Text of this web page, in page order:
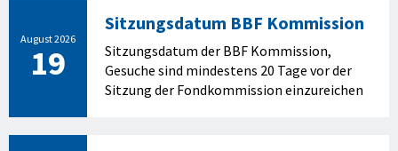
August 2026
19
Sitzungsdatum BBF Kommission
Sitzungsdatum der BBF Kommission,
Gesuche sind mindestens 20 Tage vor der
Sitzung der Fondkommission einzureichen